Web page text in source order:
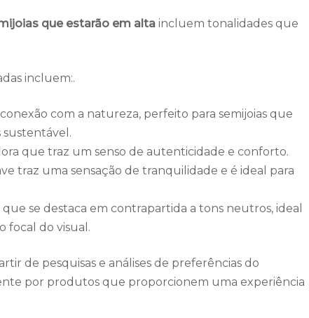
que estarão em alta incluem tonalidades que
incluem:.
com a natureza, perfeito para semijoias que
sustentável.
que traz um senso de autenticidade e conforto.
traz uma sensação de tranquilidade e é ideal para
se destaca em contrapartida a tons neutros, ideal
focal do visual.
de pesquisas e análises de preferências do
por produtos que proporcionem uma experiência